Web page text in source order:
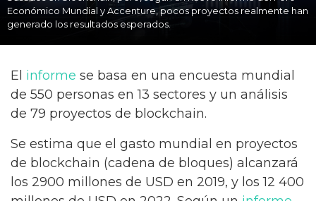
Económico Mundial y Accenture, pocos proyectos realmente han
generado los resultados esperados.
El informe se basa en una encuesta mundial
de 550 personas en 13 sectores y un análisis
de 79 proyectos de blockchain.
Se estima que el gasto mundial en proyectos
de blockchain (cadena de bloques) alcanzará
los 2900 millones de USD en 2019, y los 12 400